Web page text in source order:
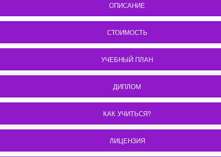
ОПИСАНИЕ
СТОИМОСТЬ
УЧЕБНЫЙ ПЛАН
ДИПЛОМ
КАК УЧИТЬСЯ?
ЛИЦЕНЗИЯ